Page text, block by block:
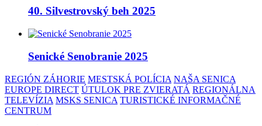
40. Silvestrovský beh 2025
Senické Senobranie 2025
REGIÓN ZÁHORIE MESTSKÁ POLÍCIA NAŠA SENICA
EUROPE DIRECT ÚTULOK PRE ZVIERATÁ REGIONÁLNA
TELEVÍZIA MSKS SENICA TURISTICKÉ INFORMAČNÉ
CENTRUM